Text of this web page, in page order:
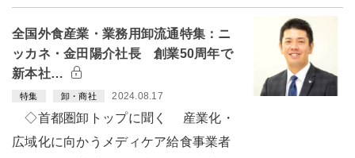
全国外食産業・業務用卸流通特集：ニ
ッカネ・金田陽介社長 創業50周年で
新本社…
特集 卸・商社 2024.08.17
◇首都圏卸トップに聞く 産業化・
広域化に向かうメディケア給食事業者